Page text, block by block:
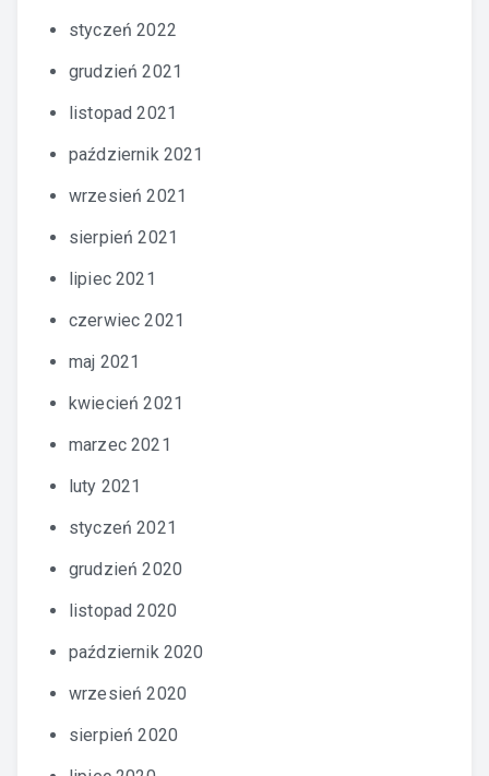
styczeń 2022
grudzień 2021
listopad 2021
październik 2021
wrzesień 2021
sierpień 2021
lipiec 2021
czerwiec 2021
maj 2021
kwiecień 2021
marzec 2021
luty 2021
styczeń 2021
grudzień 2020
listopad 2020
październik 2020
wrzesień 2020
sierpień 2020